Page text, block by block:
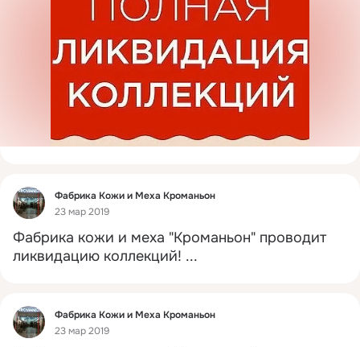
Фид
Фабрика Кожи и Меха Кроманьон
23 мар 2019
Фабрика кожи и меха "Кроманьон" проводит
ликвидацию коллекций! ...
Фид
Фабрика Кожи и Меха Кроманьон
23 мар 2019